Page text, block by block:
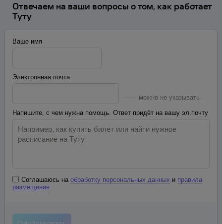
Отвечаем на ваши вопросы о том, как работает
Туту
Ваше имя
Электронная почта
можно не указывать
Напишите, с чем нужна помощь. Ответ придёт на вашу эл.почту
Соглашаюсь на обработку персональных данных и правила
размещения